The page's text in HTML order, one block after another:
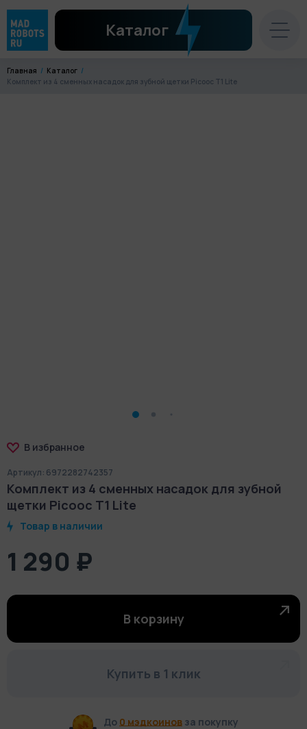
Каталог
Главная
Каталог
Комплект из 4 сменных насадок для зубной щетки Picooc T1 Lite
В избранное
Артикул: 6972282742357
Комплект из 4 сменных насадок для зубной
щетки Picooc T1 Lite
Товар в наличии
1 290 ₽
В корзину
Купить в 1 клик
До 0 мэдкоиновза покупку